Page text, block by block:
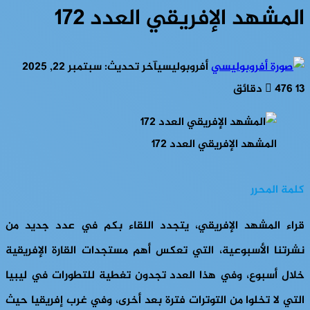
المشهد الإفريقي العدد 172
أفروبوليسيآخر تحديث: سبتمبر 22, 2025
47613 دقائق
المشهد الإفريقي العدد 172
كلمة المحرر
قراء المشهد الإفريقي، يتجدد اللقاء بكم في عدد جديد من
نشرتنا الأسبوعية، التي تعكس أهم مستجدات القارة الإفريقية
خلال أسبوع، وفي هذا العدد تجدون تغطية للتطورات في ليبيا
التي لا تخلوا من التوترات فترة بعد أخرى، وفي غرب إفريقيا حيث